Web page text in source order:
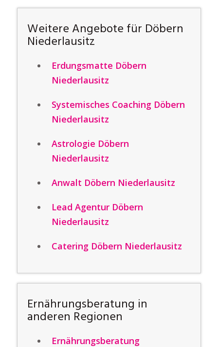
Weitere Angebote für Döbern
Niederlausitz
Erdungsmatte Döbern
Niederlausitz
Systemisches Coaching Döbern
Niederlausitz
Astrologie Döbern
Niederlausitz
Anwalt Döbern Niederlausitz
Lead Agentur Döbern
Niederlausitz
Catering Döbern Niederlausitz
Ernährungsberatung in
anderen Regionen
Ernährungsberatung